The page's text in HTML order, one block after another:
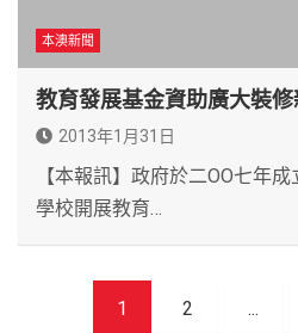
本澳新聞
教育發展基金資助廣大裝
2013年1月31日
【本報訊】政府於二OO七年
學校開展教育…
1 2 ...